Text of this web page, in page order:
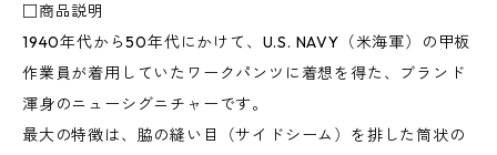
□商品説明
1940年代から50年代にかけて、U.S. NAVY（米海軍）の甲板
作業員が着用していたワークパンツに着想を得た、ブランド
渾身のニューシグニチャーです。
最大の特徴は、脇の縫い目（サイドシーム）を排した筒状の